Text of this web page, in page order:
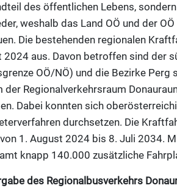
des öffentlichen Lebens,
weshalb das Land OÖ und der
Die bestehenden regionalen
2024 aus. Davon betroffen sind der
OÖ/NÖ) und die Bezirke
der Regionalverkehrsraum
Dabei konnten sich
durchsetzen. Die
1. August 2024 bis 8. Juli 2034.
knapp 140.000 zusätzliche
des Regionalbusverkehrs